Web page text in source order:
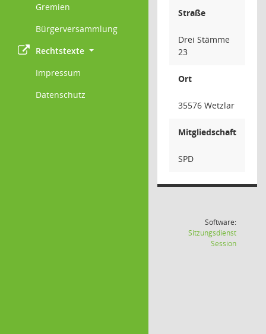
Gremien
Bürgerversammlung
Rechtstexte
Impressum
Datenschutz
Straße
Drei Stämme
23
Ort
35576 Wetzlar
Mitgliedschaft
SPD
Software:
Sitzungsdienst
Session(Wird in